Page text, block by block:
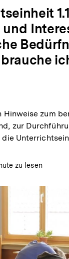
und
Hinweise zum
zur
zu lesen